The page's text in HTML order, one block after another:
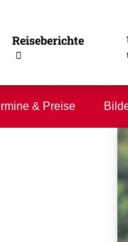
Reiseberichte
& Preise